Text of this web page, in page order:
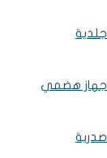
جلدية
جهاز هضمي
صدرية